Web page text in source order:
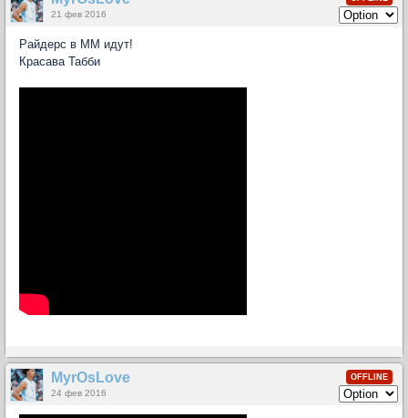
21 фев 2016
Райдерс в ММ идут!
Красава Табби
OFFLINE
MyrOsLove
24 фев 2016